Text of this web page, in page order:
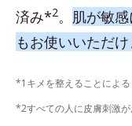
済み*2。 肌が敏
もお使いいただ
*1キメを整えることによる
*2すべての人に皮膚刺激が